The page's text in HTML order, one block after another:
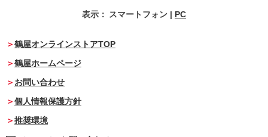
表示： スマートフォン | PC
鶴屋オンラインストアTOP
鶴屋ホームページ
お問い合わせ
個人情報保護方針
推奨環境